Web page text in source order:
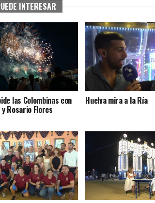
INTERESAR
las Colombinas con
Rosario Flores
Huelva mira a la Ría